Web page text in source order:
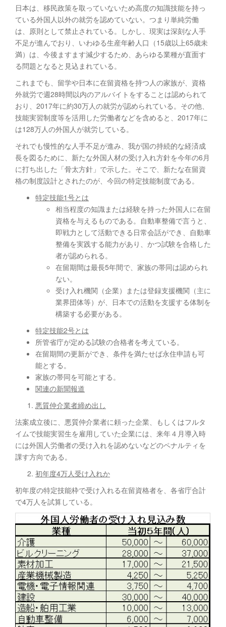
日本は、移民政策を取っていないため高度の知識技能を持っ
ている外国人以外の就労を認めていない。つまり単純労働
は、原則として禁止されている。しかし、現実は深刻な人手
不足が進んでおり、いわゆる生産年齢人口（15歳以上65歳未
満）は、今後ますます減少するため、あらゆる業種が直面す
る問題となると見込まれている。
これまでも、留学や日本に在留資格を持つ人の家族が、資格
外就労で週28時間以内のアルバイトをすることは認められて
おり、2017年に約30万人の就労が認められている。その他、
技能実習制度等を活用した労働者などを含めると、2017年に
は128万人の外国人が就労している。
それでも慢性的な人手不足が進み、我が国の持続的な経済成
長を図るために、新たな外国人材の受け入れ方針を今年の6月
に打ち出した「骨太方針」で示した。そこで、新たな在留資
格の制度設計とされたのが、今回の特定技能制度である。
特定技能1号とは
相当程度の知識または経験を持った外国人に在留
資格を与えるものである。自動車整備で言うと、
即戦力として活動できる日常会話ができ、自動車
整備を実践する能力があり、かつ試験を合格した
者が認められる。
在留期間は最長5年間で、家族の帯同は認められ
ない。
受け入れ機関（企業）または登録支援機関（主に
業界団体等）が、日本での活動を支援する体制を
構築する必要がある。
特定技能2号とは
所管省庁が定める試験の合格者を考えている。
在留期間の更新ができ、条件を満たせば永住申請も可
能とする。
家族の帯同を可能とする。
関連の新聞報道
悪質仲介業者締め出し
法案成立後に、悪質仲介業者に頼った企業、もしくはフルタ
イムで技能実習生を雇用していた企業には、来年４月導入時
には外国人労働者の受け入れを認めないなどのペナルティを
課す方向である。
初年度4万人受け入れか
初年度の特定技能枠で受け入れる在留資格者を、各省庁合計
で4万人を試算している。